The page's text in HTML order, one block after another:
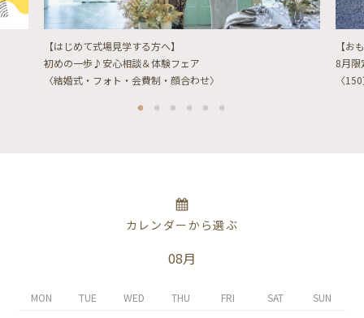
【はじめて式場見学する方へ】
初めの一歩♪安心相談＆体験フェア
〈結婚式・フォト・会費制・顔合わせ〉
【お
8月限
〈
カレンダーから選ぶ
08月
MON TUE WED THU FRI SAT SUN